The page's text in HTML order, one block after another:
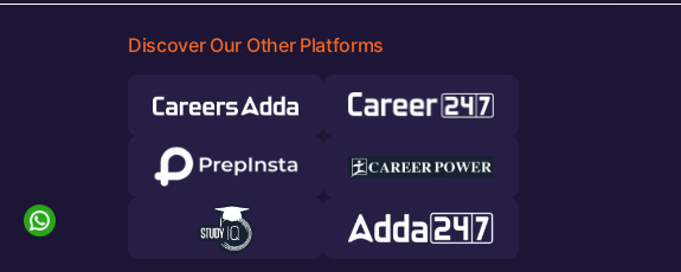
Discover Our Other Platforms